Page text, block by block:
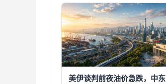
美伊谈判前夜油价急跌，中东